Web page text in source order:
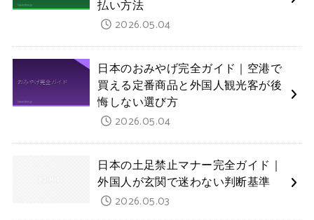
払い方法
2026.05.04
日本のおみやげ完全ガイド｜空港で
買える定番商品と外国人観光客が後
悔しない選び方
2026.05.04
日本の土足禁止マナー完全ガイド｜
外国人が玄関で迷わない判断基準
2026.05.03